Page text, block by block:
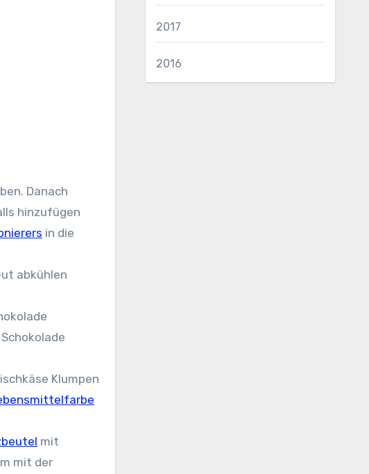
Danach
hinzufügen
in die
abkühlen
Klumpen
mit
mit der
2017
2016